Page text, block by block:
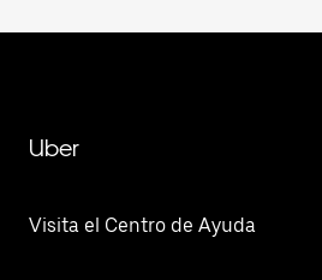
Uber
Visita el Centro de Ayuda